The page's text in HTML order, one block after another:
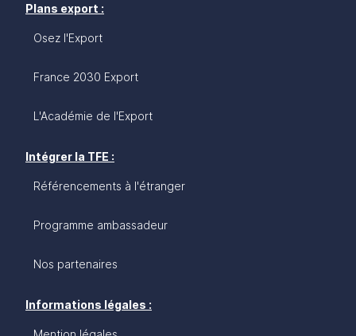
Plans export :
Osez l'Export
France 2030 Export
L'Académie de l'Export
Intégrer la TFE :
Référencements à l'étranger
Programme ambassadeur
Nos partenaires
Informations légales :